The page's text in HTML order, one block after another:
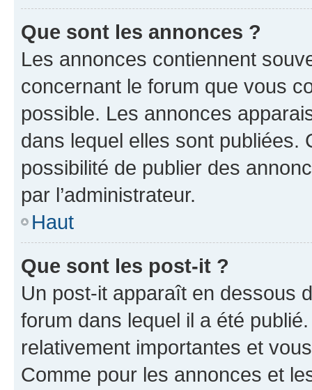
Que sont les annonces ?
Les annonces contiennent
concernant le forum que vous
possible. Les annonces
dans lequel elles sont publiées.
possibilité de publier des
par l’administrateur.
Haut
Que sont les post-it ?
Un post-it apparaît en dessous
forum dans lequel il a été
relativement importantes et
Comme pour les annonces et